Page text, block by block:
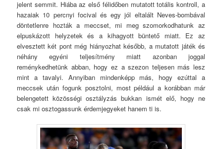
jelent semmit. Hiába az első félidőben mutatott totális kontroll, a
hazaiak 10 percnyi focival és egy jól eltalált Neves-bombával
döntetlenre hozták a meccset, mi meg szomorkodhatunk az
elpuskázott helyzetek és a kihagyott büntető miatt. Ez az
elvesztett két pont még hiányozhat később, a mutatott játék és
néhány egyéni teljesítmény miatt azonban joggal
reménykedhetünk abban, hogy ez a szezon teljesen más lesz
mint a tavalyi. Annyiban mindenképp más, hogy ezúttal a
meccsek után fogunk posztolni, most például a korábban már
belengetett közösségi osztályzás bukkan ismét elő, hogy ne
csak mi osztogassunk érdemjegyeket hanem ti is.